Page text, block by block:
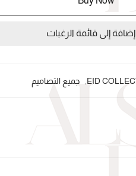
إضافة إلى قائمة الرغبات
جميع التصاميم